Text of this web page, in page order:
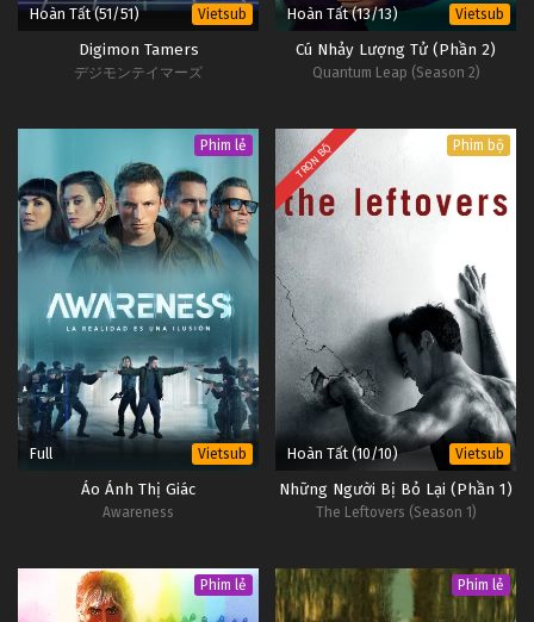
Hoàn Tất (51/51) Vietsub
Digimon Tamers
デジモンテイマーズ
Hoàn Tất (13/13) Vietsub
Cú Nhảy Lượng Tử (Phần 2)
Quantum Leap (Season 2)
Phim lẻ
Full Vietsub
Ảo Ảnh Thị Giác
Awareness
TRỌN BỘ Phim bộ
Hoàn Tất (10/10) Vietsub
Những Người Bị Bỏ Lại (Phần 1)
The Leftovers (Season 1)
Phim lẻ Phim lẻ